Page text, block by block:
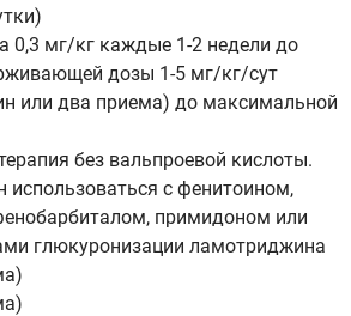
0,3 мг/кг каждые 1-2 недели до
дозы 1-5 мг/кг/сут
или два приема) до максимальной
без вальпроевой кислоты.
с фенитоином,
примидоном или
глюкуронизации ламотриджина